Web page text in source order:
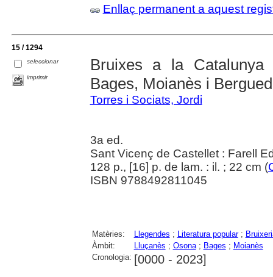
Enllaç permanent a aquest
15 / 1294
seleccionar
imprimir
Bruixes a la
Bages, Moianès i
Torres i Sociats, Jordi
3a ed.
Sant Vicenç de Castellet : Farell
128 p., [16] p. de lam. : il. ; 22 cm (
ISBN 9788492811045
Matèries: Llegendes ; Literatura popular;
Àmbit:
Lluçanès ; Osona; Bages ; Moianès
Cronologia: [0000 - 2023]